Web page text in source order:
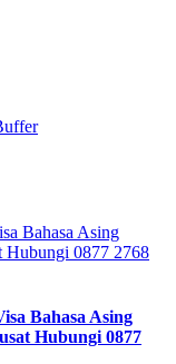
Bahasa Asing
Hubungi 0877